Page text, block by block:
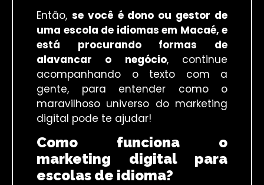
Então, se você é dono ou gestor de
uma escola de idiomas em Macaé, e
está procurando formas de
alavancar o negócio, continue
acompanhando o texto com a
gente, para entender como o
maravilhoso universo do marketing
digital pode te ajudar!
Como funciona o
marketing digital para
escolas de idioma?